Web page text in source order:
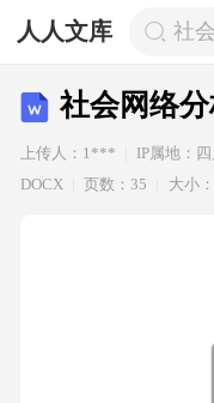
人人文库 社
社会网络
上传人：1*** IP属地：四
DOCX
页数：35 大小